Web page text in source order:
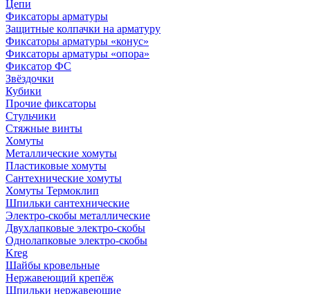
Цепи
Фиксаторы арматуры
Защитные колпачки на арматуру
Фиксаторы арматуры «конус»
Фиксаторы арматуры «опора»
Фиксатор ФС
Звёздочки
Кубики
Прочие фиксаторы
Стульчики
Стяжные винты
Хомуты
Металлические хомуты
Пластиковые хомуты
Сантехнические хомуты
Хомуты Термоклип
Шпильки сантехнические
Электро-скобы металлические
Двухлапковые электро-скобы
Однолапковые электро-скобы
Kreg
Шайбы кровельные
Нержавеющий крепёж
Шпильки нержавеющие